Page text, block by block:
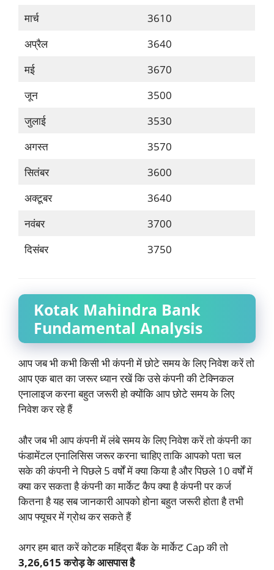
मार्च
3610
अप्रैल
3640
मई
3670
जून
3500
जुलाई
3530
अगस्त
3570
सितंबर
3600
अक्टूबर
3640
नवंबर
3700
दिसंबर
3750
Kotak Mahindra Bank
Fundamental Analysis
आप जब भी कभी किसी भी कंपनी में छोटे समय के लिए निवेश करें तो
आप एक बात का जरूर ध्यान रखें कि उसे कंपनी की टेक्निकल
एनालाइज करना बहुत जरूरी हो क्योंकि आप छोटे समय के लिए
निवेश कर रहे हैं
और जब भी आप कंपनी में लंबे समय के लिए निवेश करें तो कंपनी का
फंडामेंटल एनालिसिस जरूर करना चाहिए ताकि आपको पता चल
सके की कंपनी ने पिछले 5 वर्षों में क्या किया है और पिछले 10 वर्षों में
क्या कर सकता है कंपनी का मार्केट कैप क्या है कंपनी पर कर्ज
कितना है यह सब जानकारी आपको होना बहुत जरूरी होता है तभी
आप फ्यूचर में ग्रोथ कर सकते हैं
अगर हम बात करें कोटक महिंद्रा बैंक के मार्केट Cap की तो
3,26,615 करोड़ के आसपास है